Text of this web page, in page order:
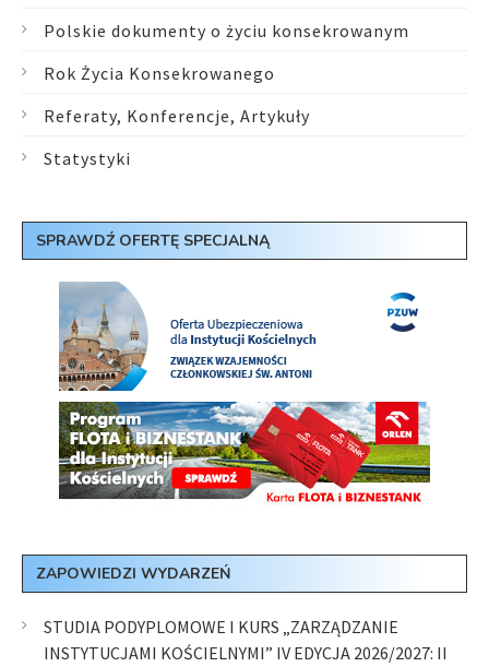
Polskie dokumenty o życiu konsekrowanym
Rok Życia Konsekrowanego
Referaty, Konferencje, Artykuły
Statystyki
SPRAWDŹ OFERTĘ SPECJALNĄ
ZAPOWIEDZI WYDARZEŃ
STUDIA PODYPLOMOWE I KURS „ZARZĄDZANIE
INSTYTUCJAMI KOŚCIELNYMI” IV EDYCJA 2026/2027: II